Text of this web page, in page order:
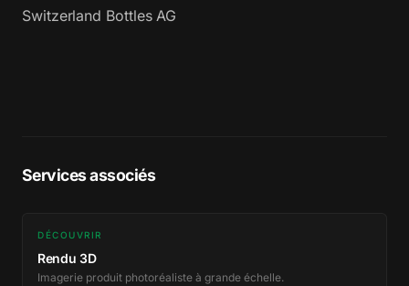
Switzerland Bottles AG
Services associés
DÉCOUVRIR
Rendu 3D
Imagerie produit photoréaliste à grande échelle.